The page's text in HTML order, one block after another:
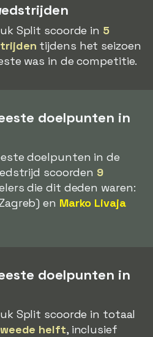
Split scoorde in 5
tijdens het seizoen
was in de competitie.
doelpunten in
doelpunten in de
scoorden 9
die dit deden waren:
en Marko Livaja
doelpunten in
Split scoorde in totaal
helft, inclusief